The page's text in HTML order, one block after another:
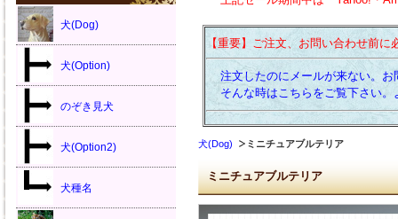
【重要】ご注文、お問い合わせ前に
注文したのにメールが来ない。お
そんな時はこちらをご覧下さい。
犬(Dog) ミニチュアブルテリア
ミニチュアブルテリア
犬(Dog)
犬(Option)
のぞき見犬
犬(Option2)
犬種名